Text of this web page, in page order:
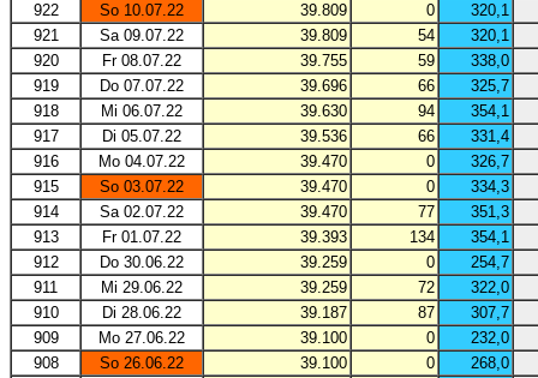
922
So 10.07.22 39.809 0
320,1
921
Sa 09.07.22 39.809 54
320,1
920
Fr 08.07.22 39.755 59
338,0
919
Do 07.07.22 39.696 66
325,7
918
Mi 06.07.22 39.630 94
354,1
917
Di 05.07.22 39.536 66
331,4
916
Mo 04.07.22 39.470 0
326,7
915
So 03.07.22 39.470 0
334,3
914
Sa 02.07.22 39.470 77
351,3
913
Fr 01.07.22 39.393 134
354,1
912
Do 30.06.22 39.259 0
254,7
911
Mi 29.06.22 39.259 72
322,0
910
Di 28.06.22 39.187 87
307,7
909
Mo 27.06.22 39.100 0
232,0
908
So 26.06.22 39.100 0
268,0